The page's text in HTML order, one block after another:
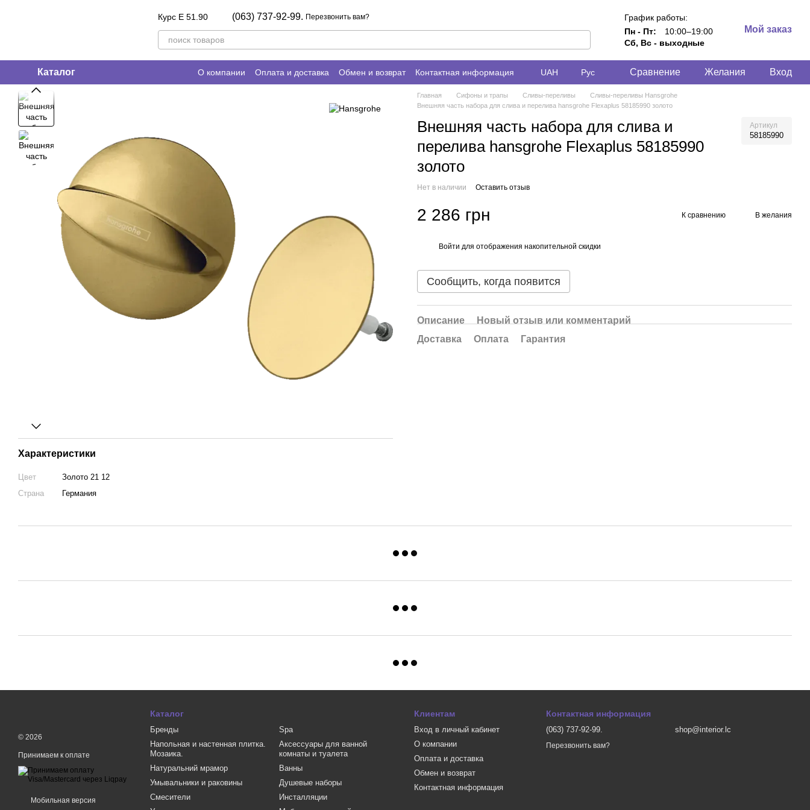
Курс E 51.90
(063) 737-92-99. Перезвонить вам?
График работы:
Пн - Пт:
10:00–19:00
Сб, Вс - выходные
Мой заказ
Каталог О компании Оплата и доставка Обмен и возврат Контактная информация UAH Рус Сравнение Желания Вход
Характеристики
Цвет
Золото 21 12
Страна
Германия
Главная Сифоны и трапы Сливы-переливы
Сливы-переливы Hansgrohe
Внешняя часть набора для слива и перелива hansgrohe Flexaplus 58185990 золото
Внешняя часть набора для слива и
перелива hansgrohe Flexaplus 58185990
золото
Артикул
58185990
Нет в наличии Оставить отзыв
2 286 грн К сравнению В желания
Войти для отображения накопительной скидки
Сообщить, когда появится
Описание
Новый отзыв или комментарий
Доставка
Оплата Гарантия
© 2026
Принимаем к оплате
Мобильная версия
Каталог
Бренды
Напольная и настенная плитка.
Мозаика.
Натуральний мрамор
Умывальники и раковины
Смесители
Spa
Аксессуары для ванной
комнаты и туалета
Ванны
Душевые наборы
Инсталляции
Клиентам
Вход в личный кабинет
О компании
Оплата и доставка
Обмен и возврат
Контактная информация
Контактная информация
(063) 737-92-99.
Перезвонить вам?
shop@interior.lc